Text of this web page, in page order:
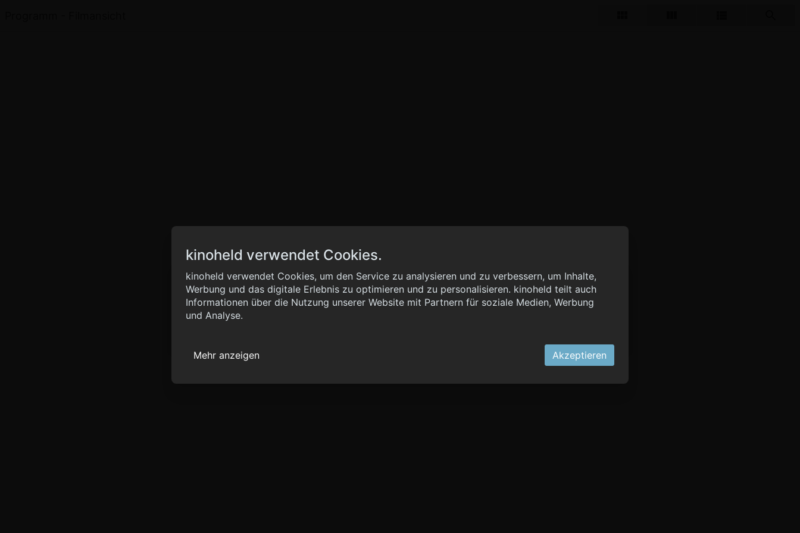
kinoheld verwendet Cookies.
kinoheld verwendet Cookies, um den Service zu analysieren und zu verbessern, um Inhalte,
Werbung und das digitale Erlebnis zu optimieren und zu personalisieren. kinoheld teilt auch
Informationen über die Nutzung unserer Website mit Partnern für soziale Medien, Werbung
und Analyse.
Mehr anzeigen Akzeptieren
Info
{ "__sentry_xhr__": { "method": "POST", "url": "//graph.kinoheld.de:/graphql/v1/query?lang=de",
"status_code": 0 } }